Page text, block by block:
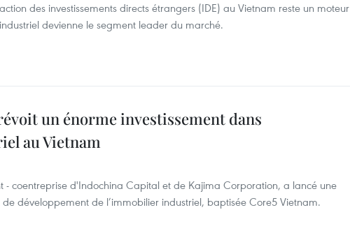
des investissements directs étrangers (IDE) au Vietnam reste un moteur
devienne le segment leader du marché.
un énorme investissement dans
au Vietnam
- coentreprise d'Indochina Capital et de Kajima Corporation, a lancé une
développement de l’immobilier industriel, baptisée Core5 Vietnam.